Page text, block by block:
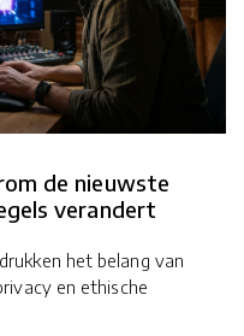
de nieuwste
verandert
het belang van
en ethische